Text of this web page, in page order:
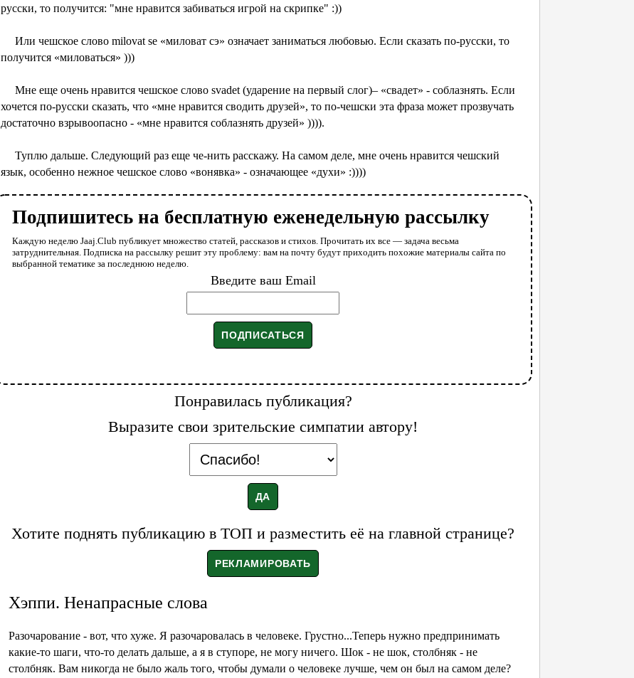
русски, то получится: "мне нравится забиваться игрой на скрипке" :))
Или чешское слово milovat se «миловат cэ» означает заниматься любовью. Если сказать по-русски, то
получится «миловаться» )))
Мне еще очень нравится чешское слово svadet (ударение на первый слог)– «свадет» - соблазнять. Если
хочется по-русски сказать, что «мне нравится сводить друзей», то по-чешски эта фраза может прозвучать
достаточно взрывоопасно - «мне нравится соблазнять друзей» )))).
Туплю дальше. Следующий раз еще че-нить расскажу. На самом деле, мне очень нравится чешский
язык, особенно нежное чешское слово «вонявка» - означающее «духи» :))))
Подпишитесь на бесплатную еженедельную рассылку
Каждую неделю Jaaj.Club публикует множество статей, рассказов и стихов. Прочитать их все — задача весьма
затруднительная. Подписка на рассылку решит эту проблему: вам на почту будут приходить похожие материалы сайта по
выбранной тематике за последнюю неделю.
Введите ваш Email
Понравилась публикация?
Выразите свои зрительские симпатии автору!
Хотите поднять публикацию в ТОП и разместить её на главной странице?
Хэппи. Ненапрасные слова
Разочарование - вот, что хуже. Я разочаровалась в человеке. Грустно...Теперь нужно предпринимать
какие-то шаги, что-то делать дальше, а я в ступоре, не могу ничего. Шок - не шок, столбняк - не
столбняк. Вам никогда не было жаль того, чтобы думали о человеке лучше, чем он был на самом деле?